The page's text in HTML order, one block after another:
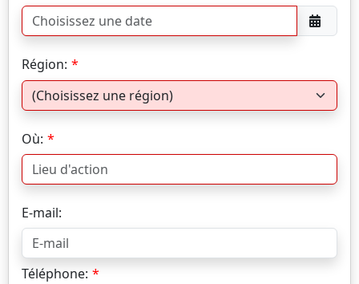
Région:
Où:
E-mail:
Téléphone: